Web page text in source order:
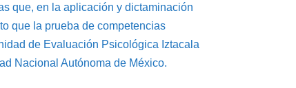
que, en la aplicación y dictaminación
que la prueba de competencias
de Evaluación Psicológica Iztacala
Nacional Autónoma de México.